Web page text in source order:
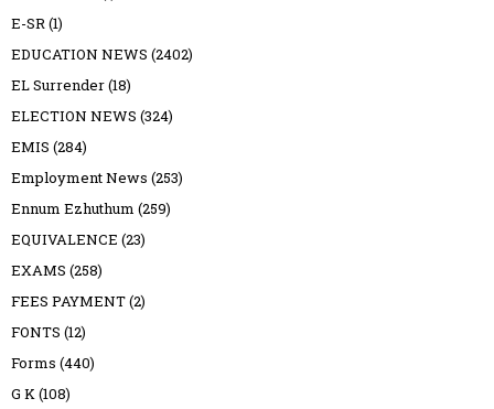
E-SR(1)
EDUCATION NEWS (2402)
EL Surrender(18)
ELECTION NEWS (324)
EMIS (284)
Employment News (253)
Ennum Ezhuthum (259)
EQUIVALENCE (23)
EXAMS (258)
FEES PAYMENT(2)
FONTS (12)
Forms (440)
G K(108)